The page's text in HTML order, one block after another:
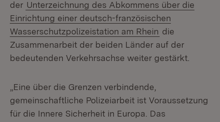
der Unterzeichnung des Abkommens über die
Einrichtung einer deutsch-französischen
Wasserschutzpolizeistation am Rhein die
Zusammenarbeit der beiden Länder auf der
bedeutenden Verkehrsachse weiter gestärkt.
„Eine über die Grenzen verbindende,
gemeinschaftliche Polizeiarbeit ist Voraussetzung
für die Innere Sicherheit in Europa. Das